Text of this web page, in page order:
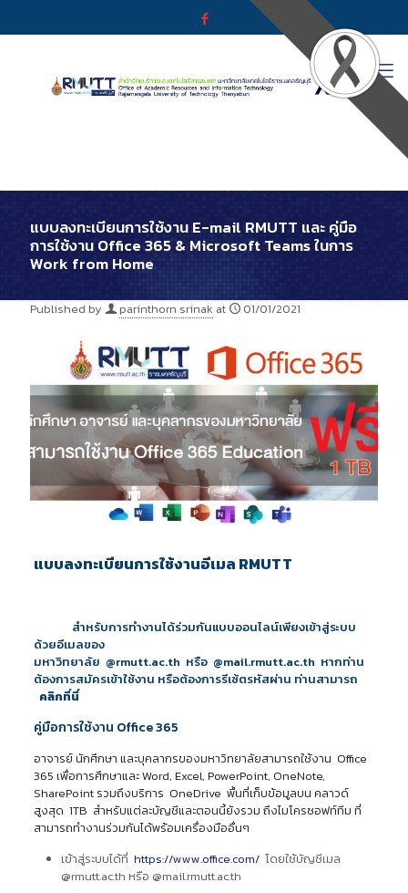
แบบลงทะเบียนการใช้งาน E-mail RMUTT และ คู่มือ
การใช้งาน Office 365 & Microsoft Teams ในการ
Work from Home
Published by parinthorn srinak at 01/01/2021
แบบลงทะเบียนการใช้งานอีเมล RMUTT
สำหรับการทำงานได้ร่วมกันแบบออนไลน์เพียงเข้าสู่ระบบ
ด้วยอีเมลของ
มหาวิทยาลัย @rmutt.ac.th หรือ @mail.rmutt.ac.th หากท่าน
ต้องการสมัครเข้าใช้งาน หรือต้องการรีเซ้ตรหัสผ่าน ท่านสามารถ
คลิกที่นี่
คู่มือการใช้งาน Office 365
อาจารย์ นักศึกษา และบุคลากรของมหาวิทยาลัยสามารถใช้งาน Office
365 เพื่อการศึกษาและWord, Excel, PowerPoint, OneNote,
SharePoint รวมถึงบริการ OneDrive พื้นที่เก็บข้อมูลบน คลาวด์
สูงสุด 1TB สำหรับแต่ละบัญชีและตอนนี้ยังรวม ถึงไมโครซอฟท์ทีม ที่
สามารถทำงานร่วมกันได้พร้อมเครื่องมืออื่นๆ
เข้าสู่ระบบได้ที่ https://www.office.com/โดยใช้บัญชีเมล
@rmutt.ac.th หรือ @mail.rmutt.ac.th